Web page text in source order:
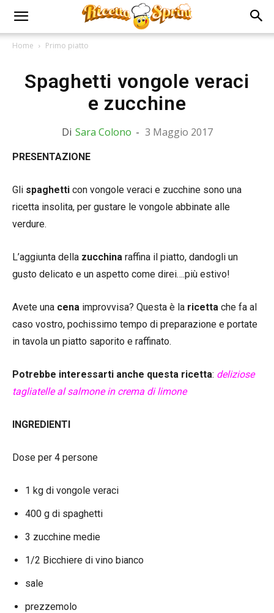
Home Primo piatto
Spaghetti vongole veraci
e zucchine
Di Sara Colono - 3 Maggio 2017
PRESENTAZIONE
Gli spaghetti con vongole veraci e zucchine sono una
ricetta insolita, per gustare le vongole abbinate alle
verdure.
L’aggiunta della zucchina raffina il piatto, dandogli un
gusto delicato e un aspetto come direi….più estivo!
Avete una cena improvvisa? Questa è la ricetta che fa al
caso vostro, pochissimo tempo di preparazione e portate
in tavola un piatto saporito e raffinato.
Potrebbe interessarti anche questa ricetta: deliziose
tagliatelle al salmone in crema di limone
INGREDIENTI
Dose per 4 persone
1 kg di vongole veraci
400 g di spaghetti
3 zucchine medie
1/2 Bicchiere di vino bianco
sale
prezzemolo